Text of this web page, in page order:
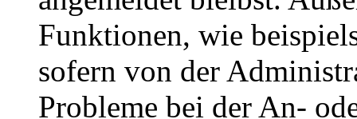
Funktionen, wie
sofern von der
Probleme bei der An-